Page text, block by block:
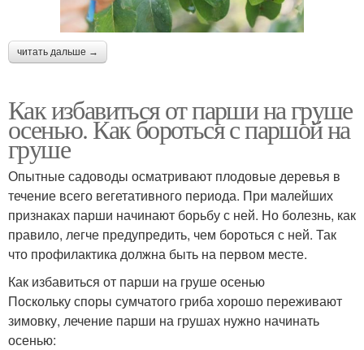
читать дальше →
Как избавиться от парши на груше
осенью. Как бороться с паршой на
груше
Опытные садоводы осматривают плодовые деревья в
течение всего вегетативного периода. При малейших
признаках парши начинают борьбу с ней. Но болезнь, как
правило, легче предупредить, чем бороться с ней. Так
что профилактика должна быть на первом месте.
Как избавиться от парши на груше осенью
Поскольку споры сумчатого гриба хорошо переживают
зимовку, лечение парши на грушах нужно начинать
осенью: